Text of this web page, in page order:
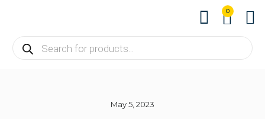
0
May 5, 2023